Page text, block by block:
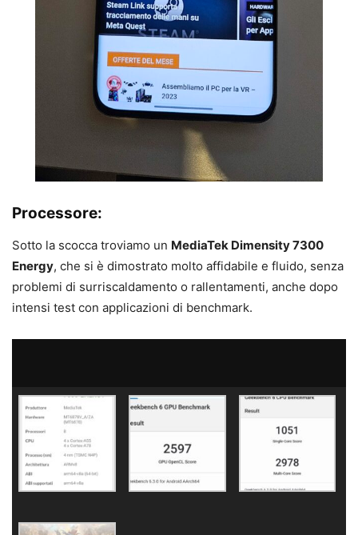
Processore:
Sotto la scocca troviamo un MediaTek Dimensity 7300
Energy, che si è dimostrato molto affidabile e fluido, senza
problemi di surriscaldamento o rallentamenti, anche dopo
intensi test con applicazioni di benchmark.